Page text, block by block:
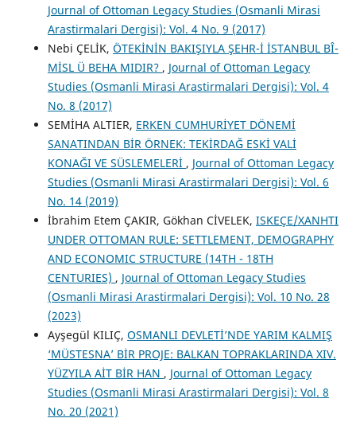
Journal of Ottoman Legacy Studies (Osmanli Mirasi
Arastirmalari Dergisi): Vol. 4 No. 9 (2017)
Nebi ÇELİK, ÖTEKİNİN BAKIŞIYLA ŞEHR-İ İSTANBUL BÎ-
MİSL Ü BEHA MIDIR? , Journal of Ottoman Legacy
Studies (Osmanli Mirasi Arastirmalari Dergisi): Vol. 4
No. 8 (2017)
SEMİHA ALTIER, ERKEN CUMHURİYET DÖNEMİ
SANATINDAN BİR ÖRNEK: TEKİRDAĞ ESKİ VALİ
KONAĞI VE SÜSLEMELERİ , Journal of Ottoman Legacy
Studies (Osmanli Mirasi Arastirmalari Dergisi): Vol. 6
No. 14 (2019)
İbrahim Etem ÇAKIR, Gökhan CİVELEK, ISKEÇE/XANHTI
UNDER OTTOMAN RULE: SETTLEMENT, DEMOGRAPHY
AND ECONOMIC STRUCTURE (14TH - 18TH
CENTURIES) , Journal of Ottoman Legacy Studies
(Osmanli Mirasi Arastirmalari Dergisi): Vol. 10 No. 28
(2023)
Ayşegül KILIÇ, OSMANLI DEVLETİ’NDE YARIM KALMIŞ
‘MÜSTESNA’ BİR PROJE: BALKAN TOPRAKLARINDA XIV.
YÜZYILA AİT BİR HAN , Journal of Ottoman Legacy
Studies (Osmanli Mirasi Arastirmalari Dergisi): Vol. 8
No. 20 (2021)